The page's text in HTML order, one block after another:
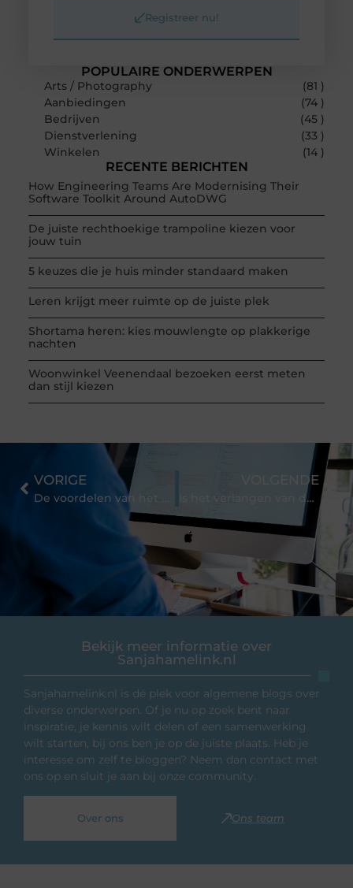
POPULAIRE ONDERWERPEN
Arts / Photography
(81 )
Aanbiedingen
(74 )
Bedrijven
(45 )
Dienstverlening
(33 )
Winkelen
(14 )
RECENTE BERICHTEN
How Engineering Teams Are Modernising Their
Software Toolkit Around AutoDWG
De juiste rechthoekige trampoline kiezen voor
jouw tuin
5 keuzes die je huis minder standaard maken
Leren krijgt meer ruimte op de juiste plek
Shortama heren: kies mouwlengte op plakkerige
nachten
Woonwinkel Veenendaal bezoeken eerst meten
dan stijl kiezen
Registreer nu!
Bekijk meer informatie over
Sanjahamelink.nl
Sanjahamelink.nl is dé plek voor algemene blogs over
diverse onderwerpen. Of je nu op zoek bent naar
inspiratie, je kennis wilt delen of een samenwerking
wilt starten, bij ons ben je op de juiste plaats. Heb je
interesse om zelf te bloggen? Neem dan contact met
ons op en sluit je aan bij onze community.
Over ons Ons team
VORIGE VOLGENDE
Is het verlangen van de juiste optie voor jou?